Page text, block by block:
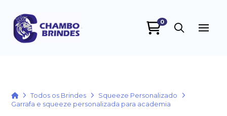
0
HomeTodos os Brindes
Squeeze Personalizado
Garrafa e squeeze personalizada para academia